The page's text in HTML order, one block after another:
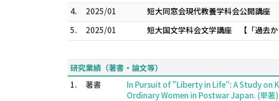
4.
2025/01
短大同窓会現代教養学科会公開講座
5.
2025/01
短大国文学科会文学講座 【「過去
研究業績（著書・論文等）
1.
著書
In Pursuit of "Liberty in Life": A Study on
Ordinary Women in Postwar Japan. (単著